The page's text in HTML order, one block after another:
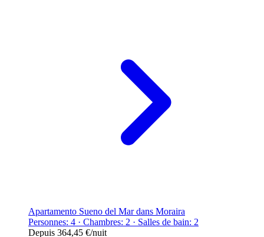
Apartamento Sueno del Mar dans Moraira
Personnes: 4 · Chambres: 2 · Salles de bain: 2
Depuis 364,45 €/nuit